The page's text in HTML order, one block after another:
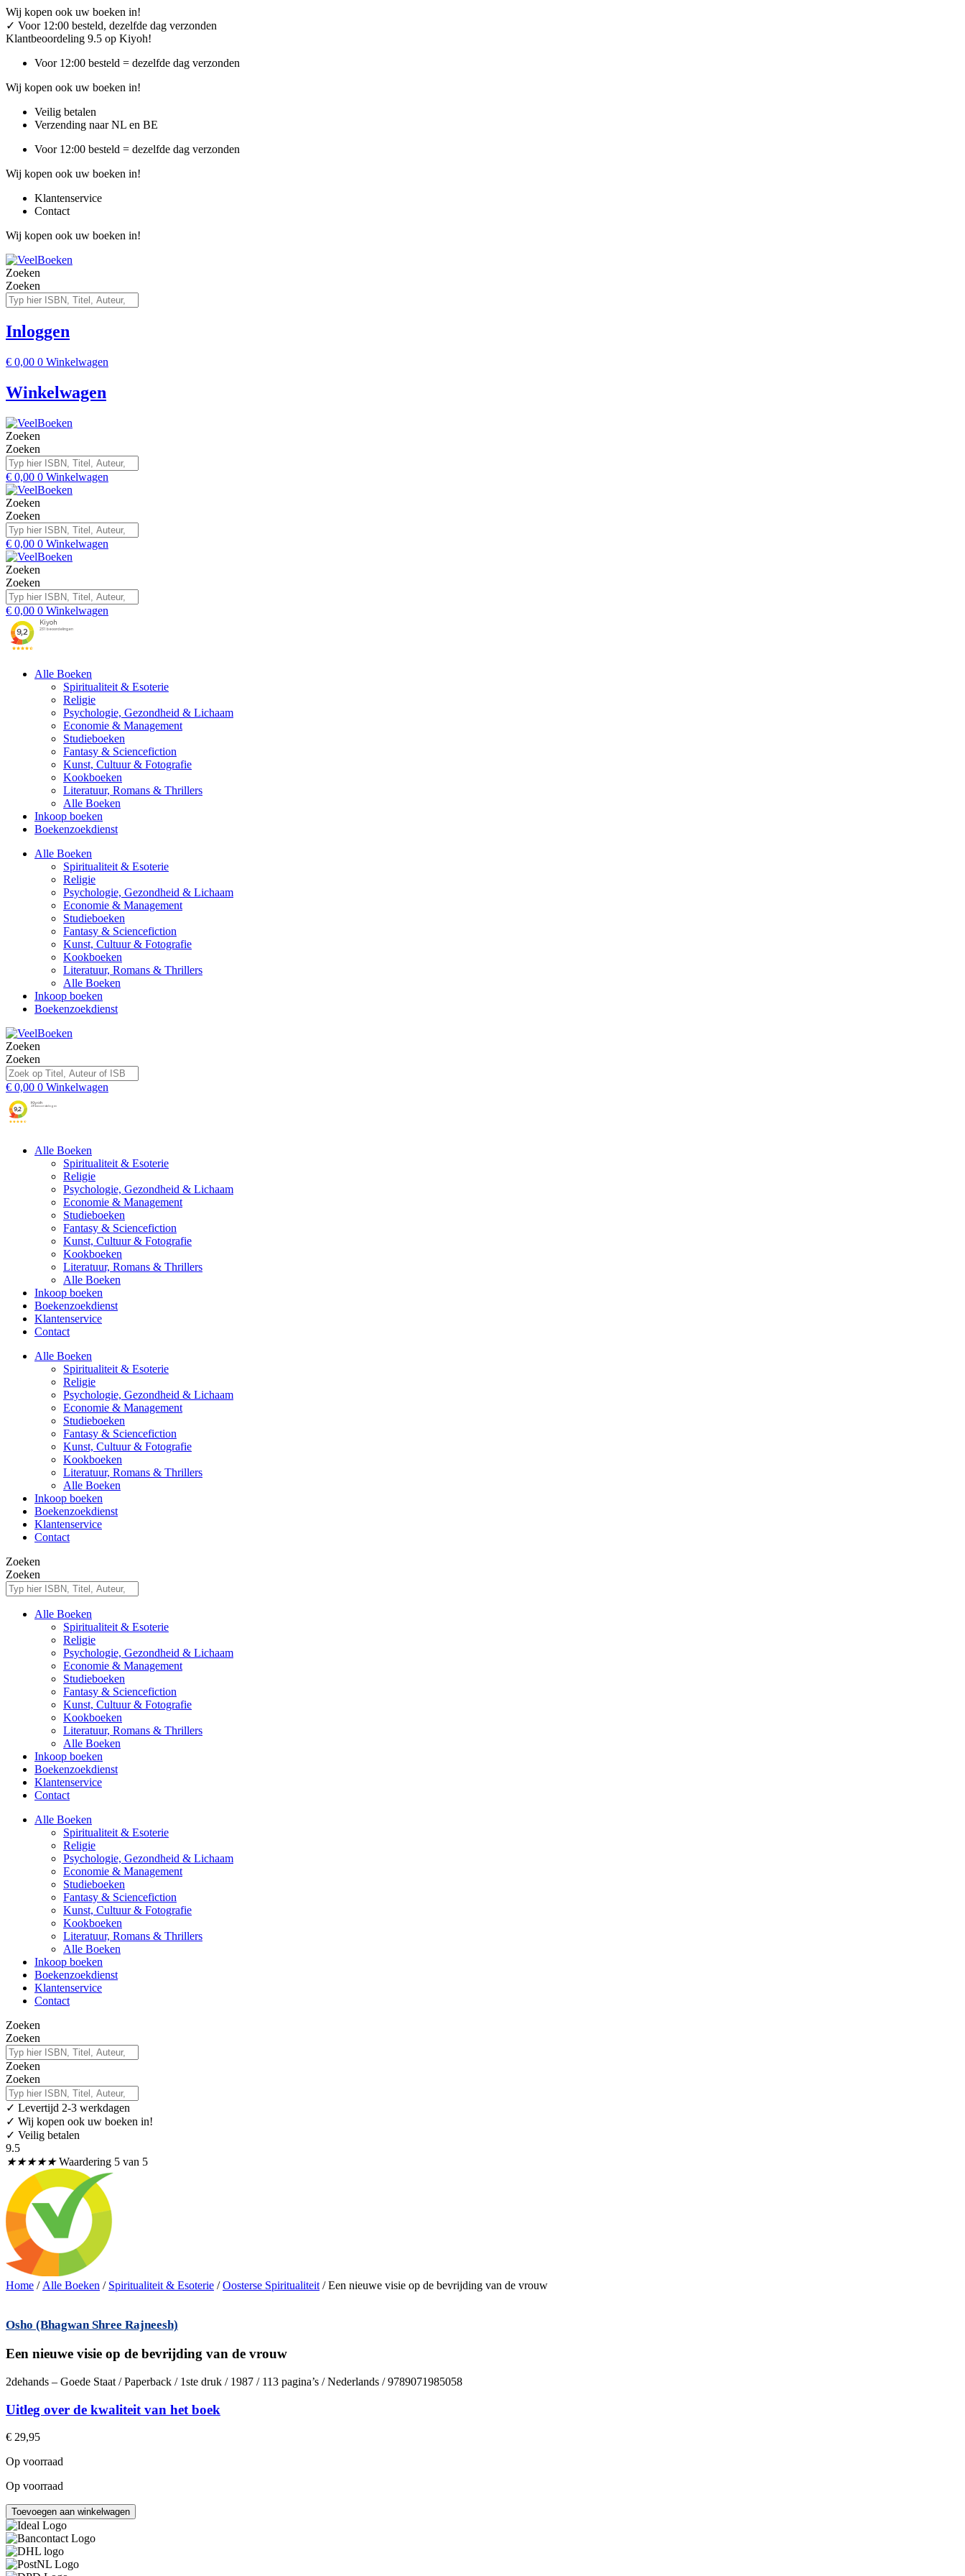
Ga
naar
de
Wij kopen ook uw boeken in!
✓ Voor 12:00 besteld, dezelfde dag verzonden
Klantbeoordeling 9.5 op Kiyoh!
Voor 12:00 besteld = dezelfde dag verzonden
Wij kopen ook uw boeken in!
Veilig betalen
Verzending naar NL en BE
Voor 12:00 besteld = dezelfde dag verzonden
Wij kopen ook uw boeken in!
Klantenservice
Contact
Wij kopen ook uw boeken in!
Zoeken
Zoeken
Inloggen
€ 0,00 0 Winkelwagen
Winkelwagen
Zoeken
Zoeken
€ 0,00 0 Winkelwagen
Zoeken
Zoeken
€ 0,00 0 Winkelwagen
Zoeken
Zoeken
€ 0,00 0 Winkelwagen
Alle Boeken
Spiritualiteit & Esoterie
Religie
Psychologie, Gezondheid & Lichaam
Economie & Management
Studieboeken
Fantasy & Sciencefiction
Kunst, Cultuur & Fotografie
Kookboeken
Literatuur, Romans & Thrillers
Alle Boeken
Inkoop boeken
Boekenzoekdienst
Alle Boeken
Spiritualiteit & Esoterie
Religie
Psychologie, Gezondheid & Lichaam
Economie & Management
Studieboeken
Fantasy & Sciencefiction
Kunst, Cultuur & Fotografie
Kookboeken
Literatuur, Romans & Thrillers
Alle Boeken
Inkoop boeken
Boekenzoekdienst
Zoeken
Zoeken
€ 0,00 0 Winkelwagen
Alle Boeken
Spiritualiteit & Esoterie
Religie
Psychologie, Gezondheid & Lichaam
Economie & Management
Studieboeken
Fantasy & Sciencefiction
Kunst, Cultuur & Fotografie
Kookboeken
Literatuur, Romans & Thrillers
Alle Boeken
Inkoop boeken
Boekenzoekdienst
Klantenservice
Contact
Alle Boeken
Spiritualiteit & Esoterie
Religie
Psychologie, Gezondheid & Lichaam
Economie & Management
Studieboeken
Fantasy & Sciencefiction
Kunst, Cultuur & Fotografie
Kookboeken
Literatuur, Romans & Thrillers
Alle Boeken
Inkoop boeken
Boekenzoekdienst
Klantenservice
Contact
Zoeken
Zoeken
Alle Boeken
Spiritualiteit & Esoterie
Religie
Psychologie, Gezondheid & Lichaam
Economie & Management
Studieboeken
Fantasy & Sciencefiction
Kunst, Cultuur & Fotografie
Kookboeken
Literatuur, Romans & Thrillers
Alle Boeken
Inkoop boeken
Boekenzoekdienst
Klantenservice
Contact
Alle Boeken
Spiritualiteit & Esoterie
Religie
Psychologie, Gezondheid & Lichaam
Economie & Management
Studieboeken
Fantasy & Sciencefiction
Kunst, Cultuur & Fotografie
Kookboeken
Literatuur, Romans & Thrillers
Alle Boeken
Inkoop boeken
Boekenzoekdienst
Klantenservice
Contact
Zoeken
Zoeken
Zoeken
Zoeken
✓ Levertijd 2-3 werkdagen
✓ Wij kopen ook uw boeken in!
✓ Veilig betalen
9.5
★★★★★ Waardering 5 van 5
Home / Alle Boeken / Spiritualiteit & Esoterie /Oosterse Spiritualiteit / Een nieuwe visie op de bevrijding van de vrouw
Osho (Bhagwan Shree Rajneesh)
Een nieuwe visie op de bevrijding van de vrouw
2dehands – Goede Staat / Paperback / 1ste druk / 1987 / 113 pagina’s / Nederlands / 9789071985058
Uitleg over de kwaliteit van het boek
€ 29,95
Op voorraad
Op voorraad
Een
nieuwe
visie
op
de
Toevoegen aan winkelwagen